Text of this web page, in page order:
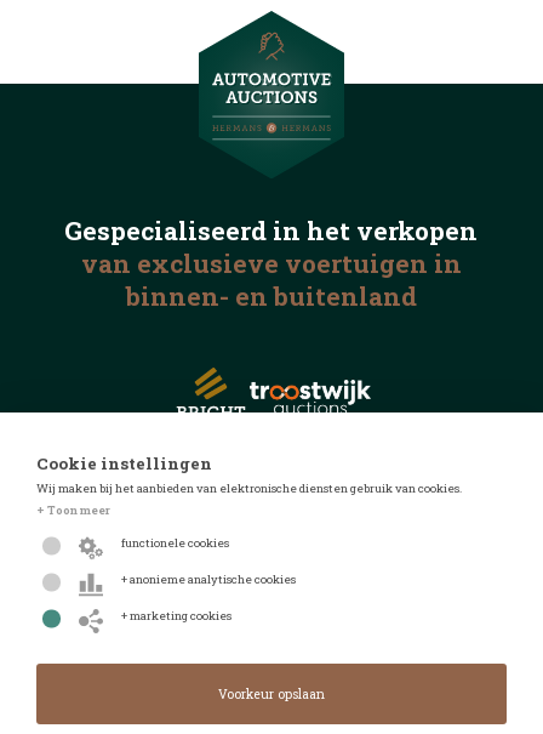
Gespecialiseerd in het verkopen
van exclusieve voertuigen in
binnen- en buitenland
© 2026 Automotive Auctions
Privacyverklaring
Cookie instellingen
Wij maken bij het aanbieden van elektronische diensten gebruik van cookies.
+ Toon meer
functionele cookies
+ anonieme analytische cookies
+ marketing cookies